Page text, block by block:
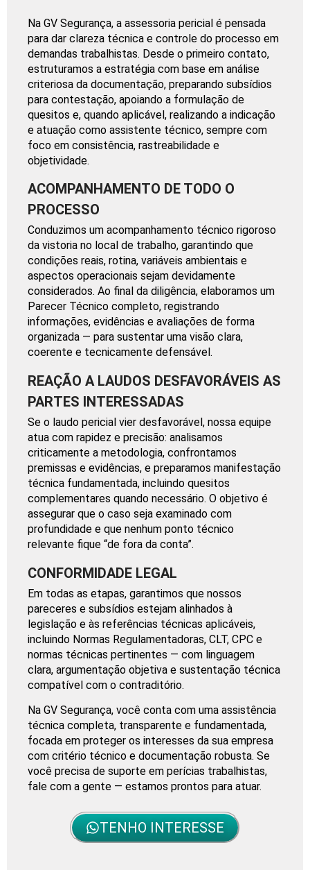
Na GV Segurança, a assessoria pericial é pensada
para dar clareza técnica e controle do processo em
demandas trabalhistas. Desde o primeiro contato,
estruturamos a estratégia com base em análise
criteriosa da documentação, preparando subsídios
para contestação, apoiando a formulação de
quesitos e, quando aplicável, realizando a indicação
e atuação como assistente técnico, sempre com
foco em consistência, rastreabilidade e
objetividade.
ACOMPANHAMENTO DE TODO O
PROCESSO
Conduzimos um acompanhamento técnico rigoroso
da vistoria no local de trabalho, garantindo que
condições reais, rotina, variáveis ambientais e
aspectos operacionais sejam devidamente
considerados. Ao final da diligência, elaboramos um
Parecer Técnico completo, registrando
informações, evidências e avaliações de forma
organizada — para sustentar uma visão clara,
coerente e tecnicamente defensável.
REAÇÃO A LAUDOS DESFAVORÁVEIS AS
PARTES INTERESSADAS
Se o laudo pericial vier desfavorável, nossa equipe
atua com rapidez e precisão: analisamos
criticamente a metodologia, confrontamos
premissas e evidências, e preparamos manifestação
técnica fundamentada, incluindo quesitos
complementares quando necessário. O objetivo é
assegurar que o caso seja examinado com
profundidade e que nenhum ponto técnico
relevante fique “de fora da conta”.
CONFORMIDADE LEGAL
Em todas as etapas, garantimos que nossos
pareceres e subsídios estejam alinhados à
legislação e às referências técnicas aplicáveis,
incluindo Normas Regulamentadoras, CLT, CPC e
normas técnicas pertinentes — com linguagem
clara, argumentação objetiva e sustentação técnica
compatível com o contraditório.
Na GV Segurança, você conta com uma assistência
técnica completa, transparente e fundamentada,
focada em proteger os interesses da sua empresa
com critério técnico e documentação robusta. Se
você precisa de suporte em perícias trabalhistas,
fale com a gente — estamos prontos para atuar.
TENHO INTERESSE